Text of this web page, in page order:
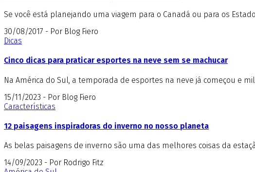
Se você está planejando uma viagem para o Canadá ou para os
30/08/2017 - Por Blog Fiero
Dicas
Cinco dicas para praticar esportes na neve sem se machucar
Na América do Sul, a temporada de esportes na neve já começou e
15/11/2023 - Por Blog Fiero
Características
12 paisagens inspiradoras do inverno no nosso planeta
As belas paisagens de inverno são uma das melhores coisas da
14/09/2023 - Por Rodrigo Fitz